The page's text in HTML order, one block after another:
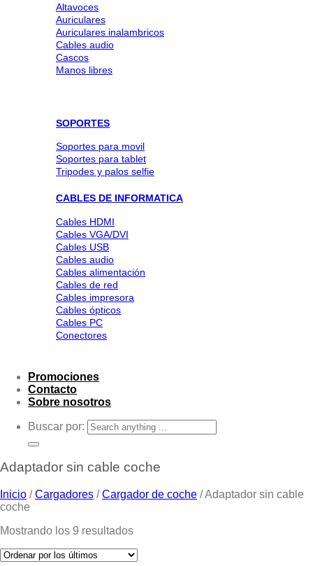
Altavoces
Auriculares
Auriculares inalambricos
Cables audio
Cascos
Manos libres
SOPORTES
Soportes para movil
Soportes para tablet
Tripodes y palos selfie
CABLES DE INFORMATICA
Cables HDMI
Cables VGA/DVI
Cables USB
Cables audio
Cables alimentación
Cables de red
Cables impresora
Cables ópticos
Cables PC
Conectores
Promociones
Contacto
Sobre nosotros
Buscar por:
Adaptador sin cable coche
Inicio / Cargadores / Cargador de coche /Adaptador sin cable
coche
Mostrando los 9 resultados